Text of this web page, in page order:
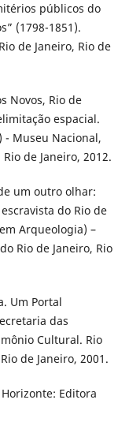
públicos do
(1798-1851).
de Janeiro, Rio de
Novos, Rio de
espacial.
- Museu Nacional,
de Janeiro, 2012.
um outro olhar:
do Rio de
Arqueologia) –
Rio de Janeiro, Rio
Um Portal
das
Cultural. Rio
de Janeiro, 2001.
Editora